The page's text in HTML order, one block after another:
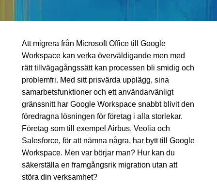
Att migrera från Microsoft Office till Google
Workspace kan verka överväldigande men med
rätt tillvägagångssätt kan processen bli smidig och
problemfri. Med sitt prisvärda upplägg, sina
samarbetsfunktioner och ett användarvänligt
gränssnitt har Google Workspace snabbt blivit den
föredragna lösningen för företag i alla storlekar.
Företag som till exempel Airbus, Veolia och
Salesforce, för att nämna några, har bytt till Google
Workspace. Men var börjar man? Hur kan du
säkerställa en framgångsrik migration utan att
störa din verksamhet?